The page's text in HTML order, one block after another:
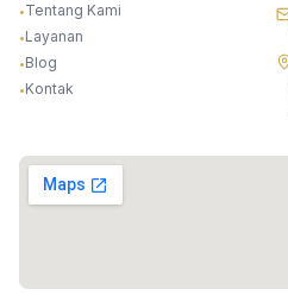
•Tentang Kami
•Layanan
•Blog
•Kontak